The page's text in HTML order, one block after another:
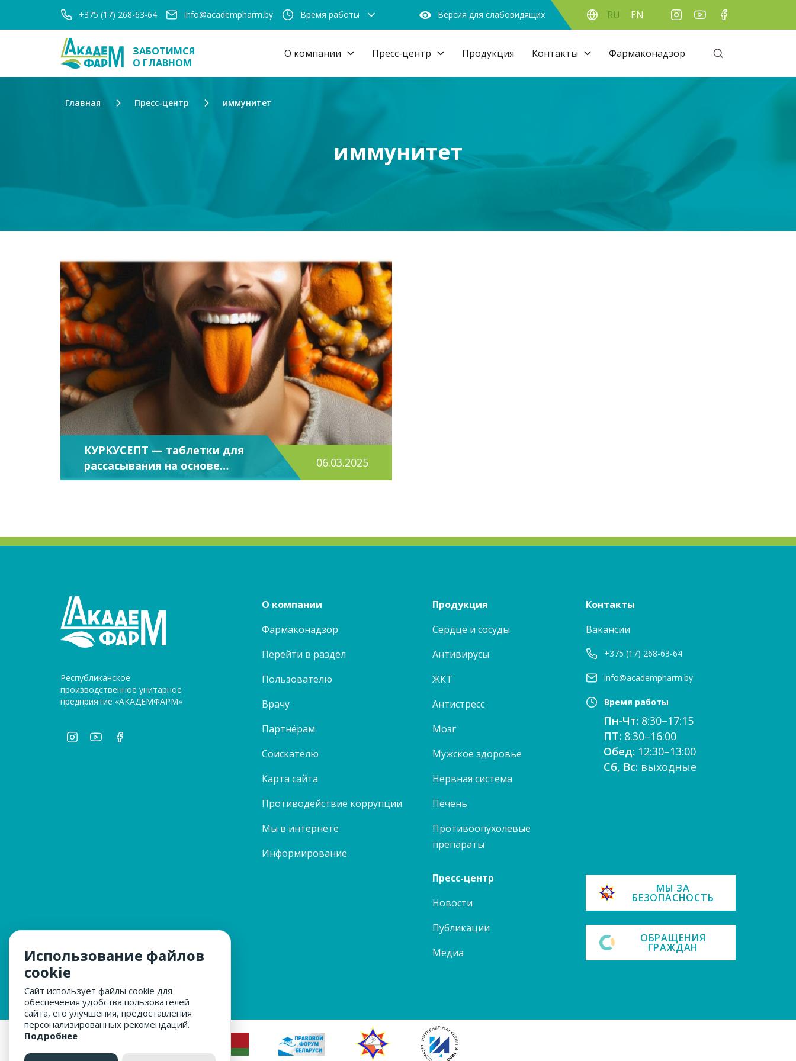
+375 (17) 268-63-64 info@academpharm.by Время работы Версия для слабовидящих RU EN
ЗАБОТИМСЯ
О ГЛАВНОМ
О компании Пресс-центр Продукция Контакты Фармаконадзор
Главная Пресс-центр иммунитет
иммунитет
КУРКУСЕПТ — таблетки для
рассасывания на основе
куркумина
06.03.2025
Республиканское
производственное унитарное
предприятие «АКАДЕМФАРМ»
О компании
Фармаконадзор
Перейти в раздел
Пользователю
Врачу
Партнёрам
Соискателю
Карта сайта
Противодействие коррупции
Мы в интернете
Информирование
Продукция
Сердце и сосуды
Антивирусы
ЖКТ
Антистресс
Мозг
Мужское здоровье
Нервная система
Печень
Противоопухолевые
препараты
Пресс-центр
Новости
Публикации
Медиа
Контакты
Вакансии
+375 (17) 268-63-64
info@academpharm.by
Время работы
Пн-Чт: 8:30–17:15
ПТ: 8:30–16:00
Обед: 12:30–13:00
Сб, Вс: выходные
МЫ ЗА
БЕЗОПАСНОСТЬ
ОБРАЩЕНИЯ
ГРАЖДАН
Использование файлов
cookie
Сайт использует файлы cookie для
обеспечения удобства пользователей
сайта, его улучшения, предоставления
персонализированных рекомендаций.
Подробнее